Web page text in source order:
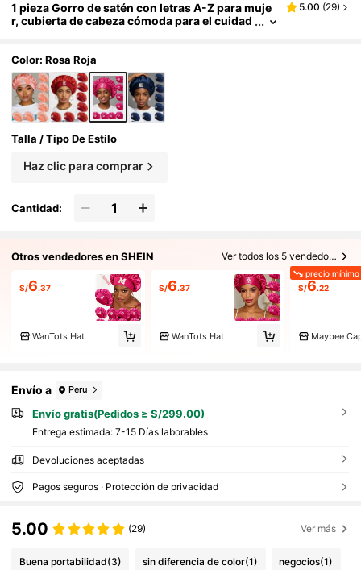
1 pieza Gorro de satén con letras A-Z para muje
r, cubierta de cabeza cómoda para el cuidad
5.00 (29)
Color: Rosa Roja
Talla / Tipo De Estilo
Haz clic para comprar
Cantidad:
Otros vendedores en SHEIN Ver todos los 5 vendedores
S/6.37
WanTots Hat
S/6.37
WanTots Hat
precio mínimo
S/6.22
Maybee
Envío a Peru
Envío gratis(Pedidos ≥ S/299.00)
Entrega estimada: 7-15 Días laborables
Devoluciones aceptadas
Pagos seguros · Protección de privacidad
5.00 (29) Ver más
Buena portabilidad(3) sin diferencia de color(1) negocios(1)